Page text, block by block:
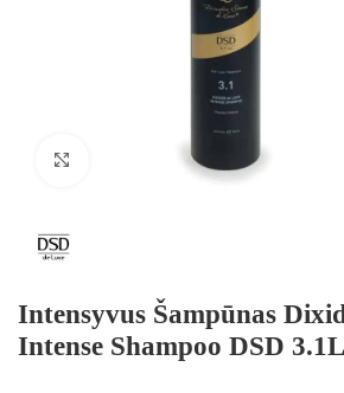
Spustelėkite norėdami padidinti
Intensyvus Šampūnas
Intense Shampoo DSD